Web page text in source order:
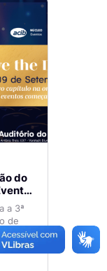
do
a 3ª
de